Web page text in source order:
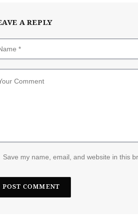
A REPLY
Save my name, email, and website in this